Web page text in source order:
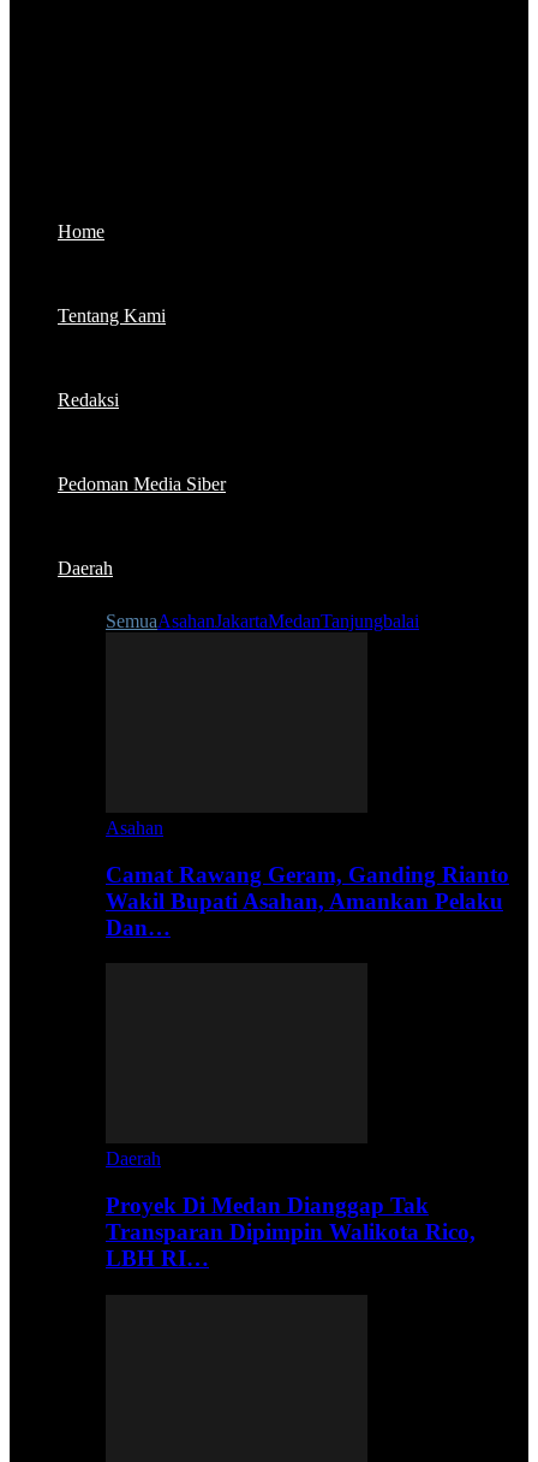
Home
Tentang Kami
Redaksi
Pedoman Media Siber
Daerah
SemuaAsahanJakartaMedanTanjungbalai
Asahan
Camat Rawang Geram, Ganding Rianto
Wakil Bupati Asahan, Amankan Pelaku
Dan…
Daerah
Proyek Di Medan Dianggap Tak
Transparan Dipimpin Walikota Rico,
LBH RI…